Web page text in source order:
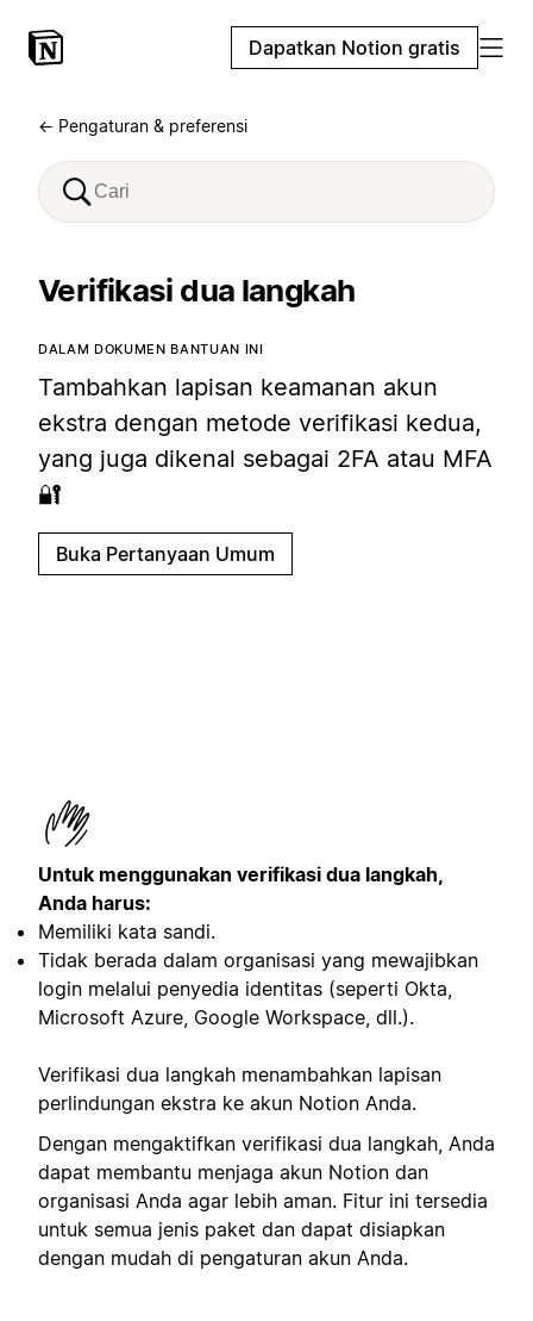
Dapatkan Notion gratis
← Pengaturan & preferensi
Verifikasi dua langkah
DALAM DOKUMEN BANTUAN INI
Tambahkan lapisan keamanan akun
ekstra dengan metode verifikasi kedua,
yang juga dikenal sebagai 2FA atau MFA
🔐
Buka Pertanyaan Umum
Untuk menggunakan verifikasi dua langkah,
Anda harus:
Memiliki kata sandi.
Tidak berada dalam organisasi yang mewajibkan
login melalui penyedia identitas (seperti Okta,
Microsoft Azure, Google Workspace, dll.).
Verifikasi dua langkah menambahkan lapisan
perlindungan ekstra ke akun Notion Anda.
Dengan mengaktifkan verifikasi dua langkah, Anda
dapat membantu menjaga akun Notion dan
organisasi Anda agar lebih aman. Fitur ini tersedia
untuk semua jenis paket dan dapat disiapkan
dengan mudah di pengaturan akun Anda.